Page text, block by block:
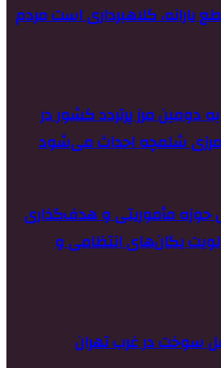
یارانه، کلاهبرداری است مردم
دومین مرز پرتردد کشور در
مرزی شلمچه احداث می‌شود
حوزه مأموریتی و هدف‌گذاری
یگان‌های انتظامی و
سوخت در غرب تهران